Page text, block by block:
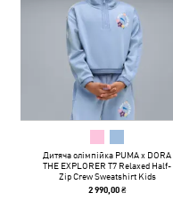
Дитяча олімпійка PUMA x DORA
THE EXPLORER T7 Relaxed Half-
Zip Crew Sweatshirt Kids
2 990,00 ₴